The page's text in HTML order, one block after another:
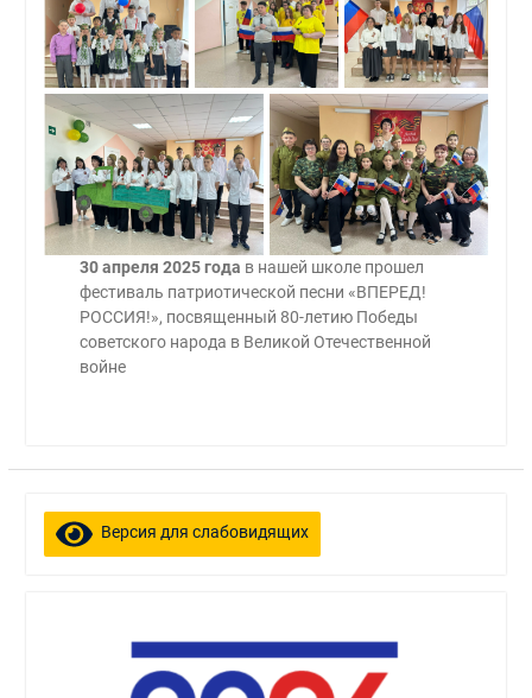
30 апреля 2025 года в нашей школе прошел
фестиваль патриотической песни «ВПЕРЕД!
РОССИЯ!», посвященный 80-летию Победы
советского народа в Великой Отечественной
войне
Версия для слабовидящих